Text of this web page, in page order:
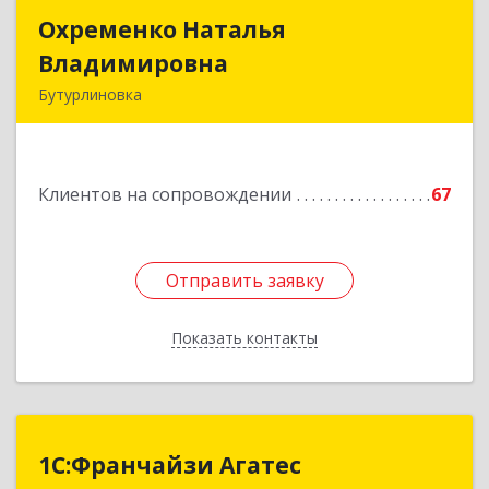
Охременко Наталья
Владимировна
Бутурлиновка
Клиентов на сопровождении 67
Отправить заявку
Показать контакты
Охременко Наталья
Отправить заявку
Назад
1С:Франчайзи Агатес